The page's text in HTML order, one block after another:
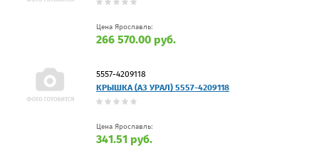
Цена Ярославль:
266 570.00 руб.
5557-4209118
КРЫШКА (АЗ УРАЛ) 5557-4209118
Цена Ярославль:
341.51 руб.